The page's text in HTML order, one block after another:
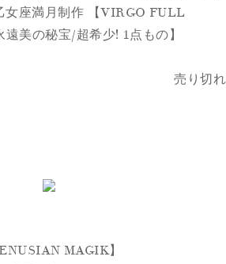
女座満月制作 【VIRGO FULL
美の秘宝/超希少! 1点もの】
売り切れ
MAGIK】